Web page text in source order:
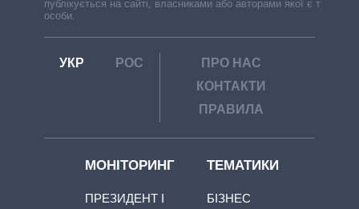
публікується на сайті, власниками або авторами якої є треті
особи.
УКР РОС
ПРО НАС
КОНТАКТИ
ПРАВИЛА
МОНІТОРИНГ
ПРЕЗИДЕНТ І
ТЕМАТИКИ
БІЗНЕС